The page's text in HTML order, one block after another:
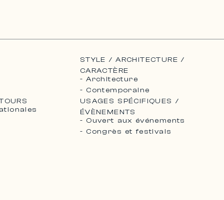
STYLE / ARCHITECTURE /
CARACTÈRE
- Architecture
- Contemporaine
USAGES SPÉCIFIQUES /
ÉVÈNEMENTS
- Ouvert aux événements
- Congrès et festivals